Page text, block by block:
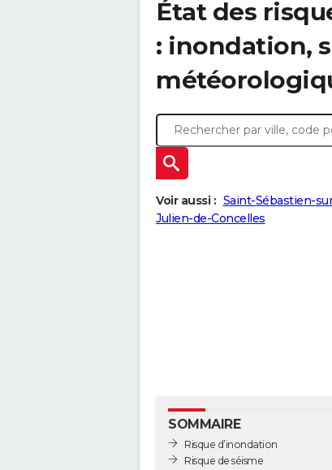
État des
: inondation,
Voir aussi : Saint-Sébastien-
Julien-de-Concelles
SOMMAIRE
Risque d’inondation
Risque de séisme